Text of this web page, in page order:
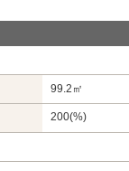
99.2㎡
200(%)